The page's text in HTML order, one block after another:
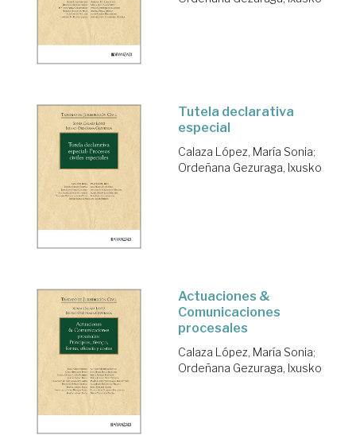
Tutela declarativa
especial
Calaza López, María Sonia;
Ordeñana Gezuraga, Ixusko
Actuaciones &
Comunicaciones
procesales
Calaza López, María Sonia;
Ordeñana Gezuraga, Ixusko